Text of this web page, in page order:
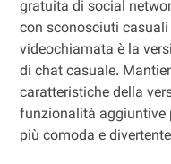
gratuita di social
con sconosciuti
videochiamata è la
di chat casuale.
caratteristiche della
funzionalità aggiuntive
più comoda e